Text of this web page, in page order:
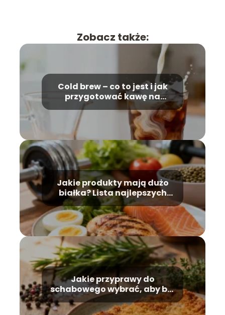
Zobacz także:
Cold brew – co to jest i jak
przygotować kawę na
zimno?
Jakie produkty mają dużo
białka? Lista najlepszych
źródeł
Jakie przyprawy do
schabowego wybrać, aby był
idealny?